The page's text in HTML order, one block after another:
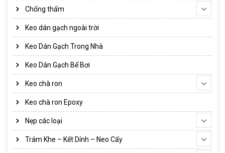
Chống thấm
Keo dán gạch ngoài trời
Keo Dán Gạch Trong Nhà
Keo Dán Gạch Bể Bơi
Keo chà ron
Keo chà ron Epoxy
Nẹp các loại
Trám Khe – Kết Dính – Neo Cấy